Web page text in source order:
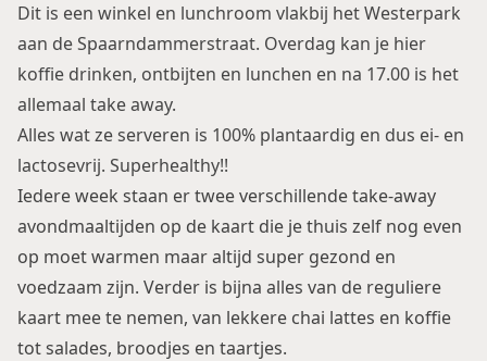
Dit is een winkel en lunchroom vlakbij het Westerpark
aan de Spaarndammerstraat. Overdag kan je hier
koffie drinken, ontbijten en lunchen en na 17.00 is het
allemaal take away.
Alles wat ze serveren is 100% plantaardig en dus ei- en
lactosevrij. Superhealthy!!
Iedere week staan er twee verschillende take-away
avondmaaltijden op de kaart die je thuis zelf nog even
op moet warmen maar altijd super gezond en
voedzaam zijn. Verder is bijna alles van de reguliere
kaart mee te nemen, van lekkere chai lattes en koffie
tot salades, broodjes en taartjes.